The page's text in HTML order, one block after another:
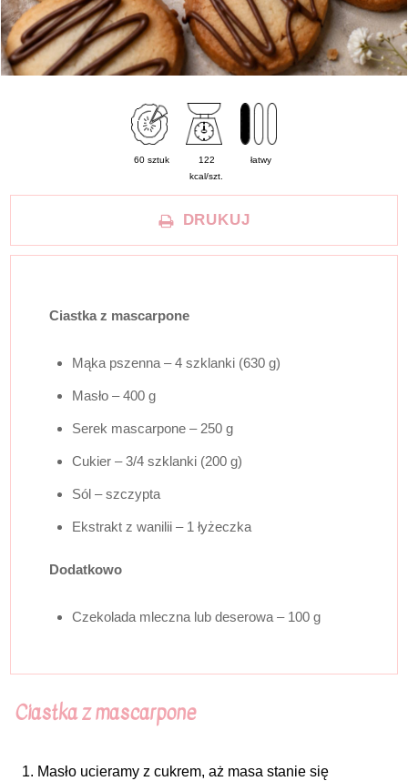
60 sztuk
122
kcal/szt.
łatwy
DRUKUJ
Ciastka z mascarpone
Mąka pszenna – 4 szklanki (630 g)
Masło – 400 g
Serek mascarpone – 250 g
Cukier – 3/4 szklanki (200 g)
Sól – szczypta
Ekstrakt z wanilii – 1 łyżeczka
Dodatkowo
Czekolada mleczna lub deserowa – 100 g
Ciastka z mascarpone
Masło ucieramy z cukrem, aż masa stanie się